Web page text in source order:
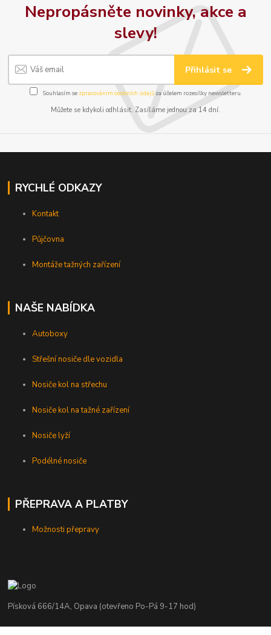
Nepropásněte novinky, akce a
slevy!
Přihlásit se
Souhlasím se zpracováním osobních údajůza účelem rozesílky newsletteru.
Můžete se kdykoli odhlásit. Zasíláme jednou za 14 dní.
RYCHLÉ ODKAZY
Kontakt
Půjčovna
Montáže tažných zařízení
NAŠE NABÍDKA
Autoboxy
Střešní nosiče dle vozidla
Nosiče kol na střechu
Nosiče kol na tažné zařízení
Nosiče lyží
Podélné nosiče
PŘEPRAVA A PLATBY
Možnosti přepravy
Písková 666/14A, Opava (otevřeno Po-Pá 9-17 hod)